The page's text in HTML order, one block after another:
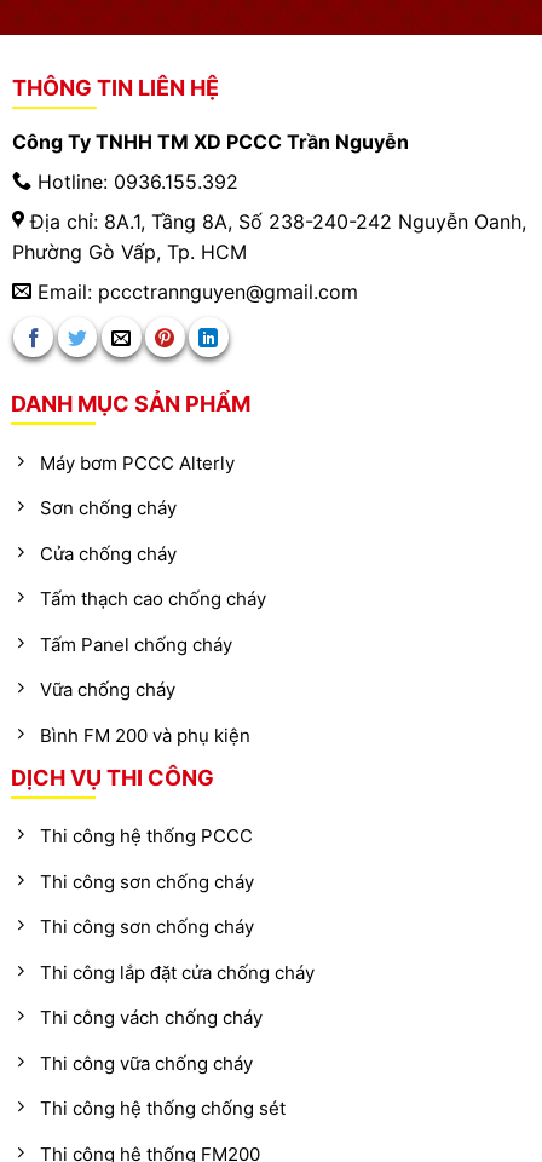
THÔNG TIN LIÊN HỆ
Công Ty TNHH TM XD PCCC Trần Nguyễn
Hotline: 0936.155.392
Địa chỉ: 8A.1, Tầng 8A, Số 238-240-242 Nguyễn Oanh,
Phường Gò Vấp, Tp. HCM
Email: pccctrannguyen@gmail.com
DANH MỤC SẢN PHẨM
Máy bơm PCCC Alterly
Sơn chống cháy
Cửa chống cháy
Tấm thạch cao chống cháy
Tấm Panel chống cháy
Vữa chống cháy
Bình FM 200 và phụ kiện
DỊCH VỤ THI CÔNG
Thi công hệ thống PCCC
Thi công sơn chống cháy
Thi công sơn chống cháy
Thi công lắp đặt cửa chống cháy
Thi công vách chống cháy
Thi công vữa chống cháy
Thi công hệ thống chống sét
Thi công hệ thống FM200